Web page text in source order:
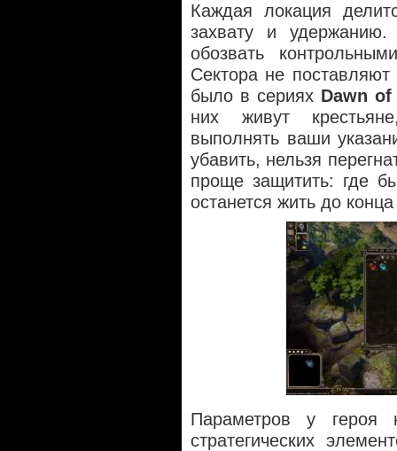
Каждая локация
захвату и
обозвать
Сектора не поставляют
было в сериях Dawn of
них живут
выполнять ваши
убавить, нельзя
проще защитить: где
останется жить до
Параметров у
стратегических